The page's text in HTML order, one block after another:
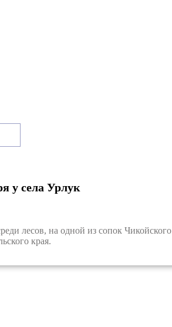
у села Урлук
лесов, на одной из сопок Чикойского
края.